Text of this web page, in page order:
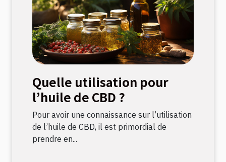
Quelle utilisation pour
l’huile de CBD ?
Pour avoir une connaissance sur l’utilisation
de l’huile de CBD, il est primordial de
prendre en...